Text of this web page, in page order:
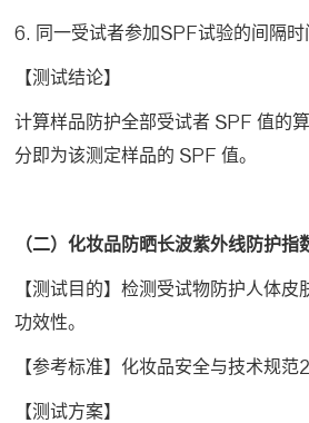
6. 同一受试者参加SPF试验的间隔时
【测试结论】
计算样品防护全部受试者 SPF 值的
分即为该测定样品的 SPF 值。
（二）化妆品防晒长波紫外线防护
【测试目的】检测受试物防护人体
功效性。
【参考标准】化妆品安全与技术规范
【测试方案】